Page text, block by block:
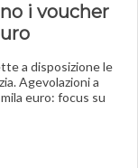
i voucher
a disposizione le
Agevolazioni a
euro: focus su